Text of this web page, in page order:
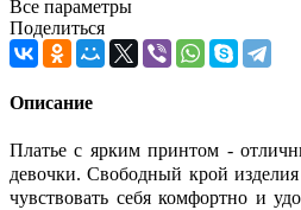
Все параметры
Поделиться
Описание
Платье с ярким принтом -
девочки. Свободный крой
чувствовать себя комфортно и